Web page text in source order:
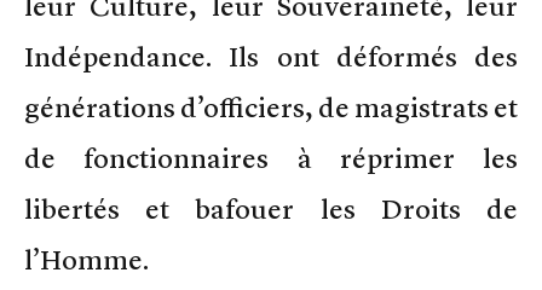
Indépendance. Ils ont déformés des
générations d’officiers, de magistrats et
de fonctionnaires à réprimer les
libertés et bafouer les Droits de
l’Homme.